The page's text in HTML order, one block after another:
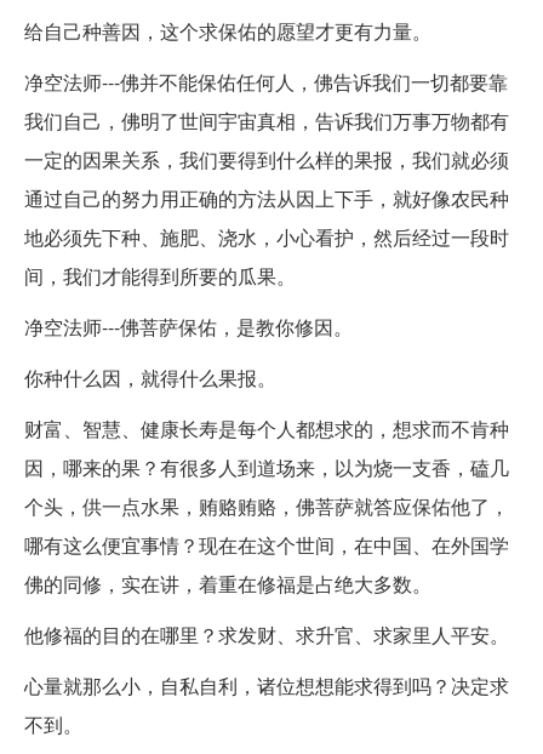
给自己种善因，这个求保佑的愿望才更有力量。
净空法师---佛并不能保佑任何人，佛告诉我们一切都要靠
我们自己，佛明了世间宇宙真相，告诉我们万事万物都有
一定的因果关系，我们要得到什么样的果报，我们就必须
通过自己的努力用正确的方法从因上下手，就好像农民种
地必须先下种、施肥、浇水，小心看护，然后经过一段时
间，我们才能得到所要的瓜果。
净空法师---佛菩萨保佑，是教你修因。
你种什么因，就得什么果报。
财富、智慧、健康长寿是每个人都想求的，想求而不肯种
因，哪来的果？有很多人到道场来，以为烧一支香，磕几
个头，供一点水果，贿赂贿赂，佛菩萨就答应保佑他了，
哪有这么便宜事情？现在在这个世间，在中国、在外国学
佛的同修，实在讲，着重在修福是占绝大多数。
他修福的目的在哪里？求发财、求升官、求家里人平安。
心量就那么小，自私自利，诸位想想能求得到吗？决定求
不到。